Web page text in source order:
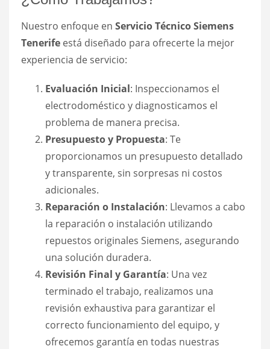
Nuestro enfoque en Servicio Técnico Siemens
Tenerife está diseñado para ofrecerte la mejor
experiencia de servicio:
Evaluación Inicial: Inspeccionamos el
electrodoméstico y diagnosticamos el
problema de manera precisa.
Presupuesto y Propuesta: Te
proporcionamos un presupuesto detallado
y transparente, sin sorpresas ni costos
adicionales.
Reparación o Instalación: Llevamos a cabo
la reparación o instalación utilizando
repuestos originales Siemens, asegurando
una solución duradera.
Revisión Final y Garantía: Una vez
terminado el trabajo, realizamos una
revisión exhaustiva para garantizar el
correcto funcionamiento del equipo, y
ofrecemos garantía en todas nuestras